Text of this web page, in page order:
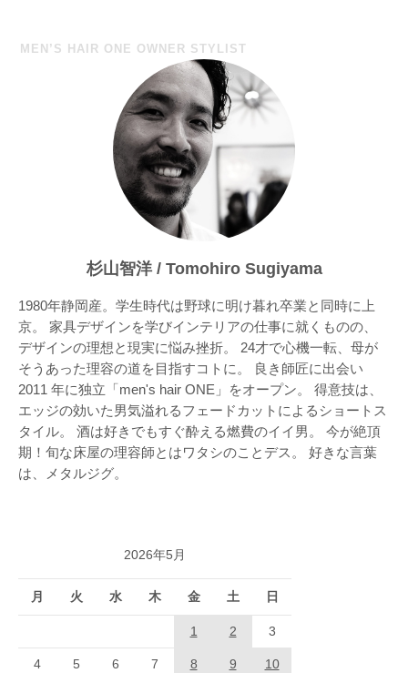
MEN’S HAIR ONE OWNER STYLIST
杉山智洋 / Tomohiro Sugiyama
1980年静岡産。学生時代は野球に明け暮れ卒業と同時に上
京。 家具デザインを学びインテリアの仕事に就くものの、
デザインの理想と現実に悩み挫折。 24才で心機一転、母が
そうあった理容の道を目指すコトに。 良き師匠に出会い
2011 年に独立「men's hair ONE」をオープン。 得意技は、
エッジの効いた男気溢れるフェードカットによるショートス
タイル。 酒は好きでもすぐ酔える燃費のイイ男。 今が絶頂
期！旬な床屋の理容師とはワタシのことデス。 好きな言葉
は、メタルジグ。
2026年5月
月 火 水 木 金 土 日
1 2 3
4 5 6 7 8 9 10